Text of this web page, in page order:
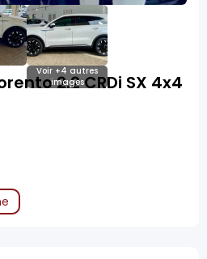
Voir +4 autres
images
2.2 CRDi SX 4x4